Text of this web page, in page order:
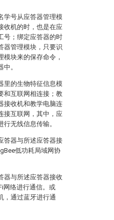
学号从应答器管理模
收机的时，也是在应
号；绑定应答器的时
器管理模块，只要识
块来的保存命令，
。
里的生物特征信息模
和互联网相连接；教
接收机和教学电脑连
接互联网，其中，应
无线信息传输。
答器与所述应答器接
低功耗局域网协
器与所述应答器接收
网络进行通信。或
，通过蓝牙进行通